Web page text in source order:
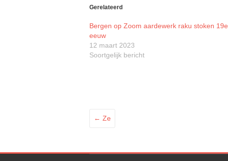
Gerelateerd
Bergen op Zoom aardewerk raku stoken 19e
eeuw
12 maart 2023
Soortgelijk bericht
← Ze